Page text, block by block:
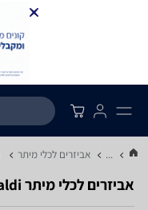
... אביזרים לכלי מיתר
אביזרים לכלי מיתר ‏Vivaldi ‏נרתיק